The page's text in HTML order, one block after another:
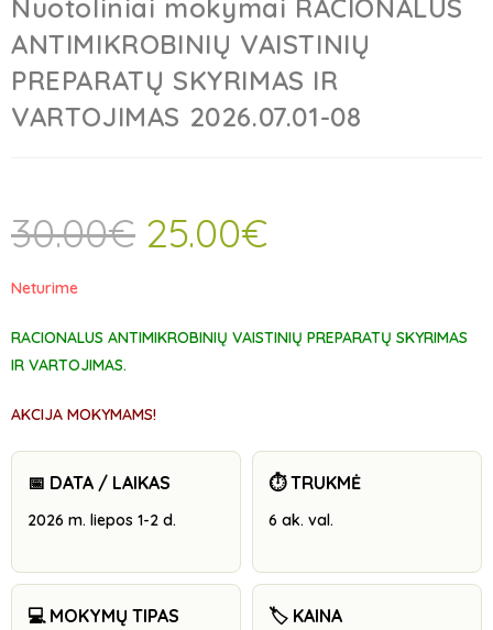
Nuotoliniai mokymai RACIONALUS
ANTIMIKROBINIŲ VAISTINIŲ
PREPARATŲ SKYRIMAS IR
VARTOJIMAS 2026.07.01-08
30.00€ 25.00€
Neturime
RACIONALUS ANTIMIKROBINIŲ VAISTINIŲ PREPARATŲ SKYRIMAS
IR VARTOJIMAS.
AKCIJA MOKYMAMS!
📅 DATA / LAIKAS
2026 m. liepos 1-2 d.
⏱️ TRUKMĖ
6 ak. val.
💻 MOKYMŲ TIPAS 🏷️ KAINA